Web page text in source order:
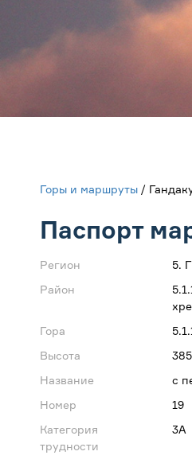
Горы и маршруты /
Паспорт
Регион
5.
Район
Гора
Высота
Название
с
Номер
19
Категория
трудности
3А